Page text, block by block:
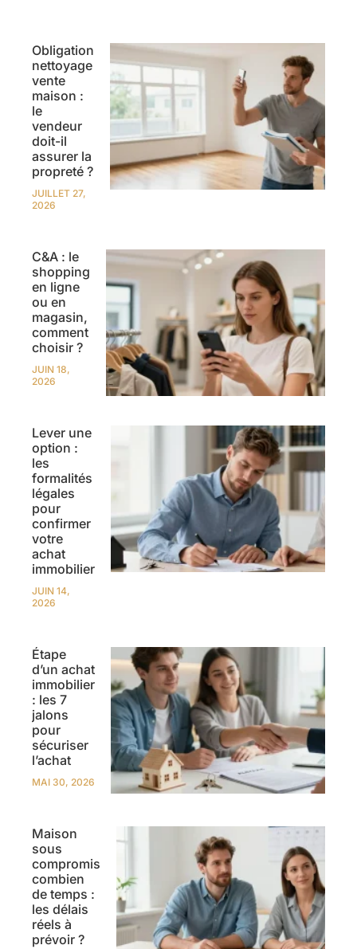
Obligation
nettoyage
vente
maison :
le
vendeur
doit-il
assurer la
propreté ?
JUILLET 27,
2026
C&A : le
shopping
en ligne
ou en
magasin,
comment
choisir ?
JUIN 18,
2026
Lever une
option :
les
formalités
légales
pour
confirmer
votre
achat
immobilier
JUIN 14,
2026
Étape
d’un achat
immobilier
: les 7
jalons
pour
sécuriser
l’achat
MAI 30, 2026
Maison
sous
compromis
combien
de temps :
les délais
réels à
prévoir ?